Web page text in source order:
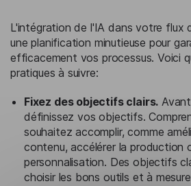
L'intégration de l'IA dans votre flux
une planification minutieuse pour
efficacement vos processus. Voici
pratiques à suivre:
Fixez des objectifs clairs.
définissez vos objectifs.
souhaitez accomplir, comme
contenu, accélérer la production
personnalisation. Des objectifs
choisir les bons outils et à